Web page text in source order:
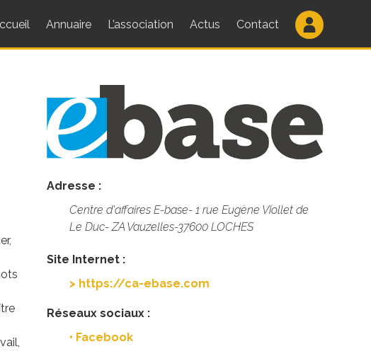
Annuaire L’association Actus Contact
Adresse :
Centre d'affaires E-base- 1 rue Eugène Viollet de
Le Duc- ZA Vauzelles-37600 LOCHES
Site Internet :
> https://ca-ebase.com
Réseaux sociaux :
• Facebook